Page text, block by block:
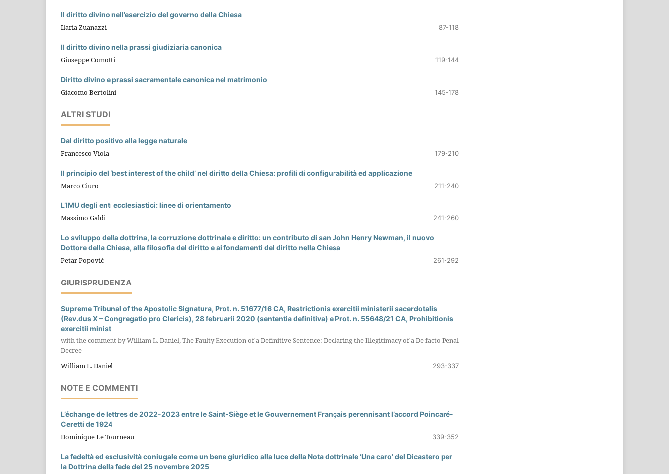
Il diritto divino nell’esercizio del governo della Chiesa
Ilaria Zuanazzi 87-118
Il diritto divino nella prassi giudiziaria canonica
Giuseppe Comotti 119-144
Diritto divino e prassi sacramentale canonica nel matrimonio
Giacomo Bertolini 145-178
ALTRI STUDI
Dal diritto positivo alla legge naturale
Francesco Viola 179-210
Il principio del ‘best interest of the child’ nel diritto della Chiesa: profili di configurabilità ed applicazione
Marco Ciuro 211-240
L’IMU degli enti ecclesiastici: linee di orientamento
Massimo Galdi 241-260
Lo sviluppo della dottrina, la corruzione dottrinale e diritto: un contributo di san John Henry Newman, il nuovo
Dottore della Chiesa, alla filosofia del diritto e ai fondamenti del diritto nella Chiesa
Petar Popović 261-292
GIURISPRUDENZA
Supreme Tribunal of the Apostolic Signatura, Prot. n. 51677/16 CA, Restrictionis exercitii ministerii sacerdotalis
(Rev.dus X – Congregatio pro Clericis), 28 februarii 2020 (sententia definitiva) e Prot. n. 55648/21 CA, Prohibitionis
exercitii minist
with the comment by William L. Daniel, The Faulty Execution of a Definitive Sentence: Declaring the Illegitimacy of a De facto Penal
Decree
William L. Daniel
293-337
NOTE E COMMENTI
L’échange de lettres de 2022-2023 entre le Saint-Siège et le Gouvernement Français perennisant l’accord Poincaré-
Ceretti de 1924
Dominique Le Tourneau 339-352
La fedeltà ed esclusività coniugale come un bene giuridico alla luce della Nota dottrinale ‘Una caro’ del Dicastero per
la Dottrina della fede del 25 novembre 2025